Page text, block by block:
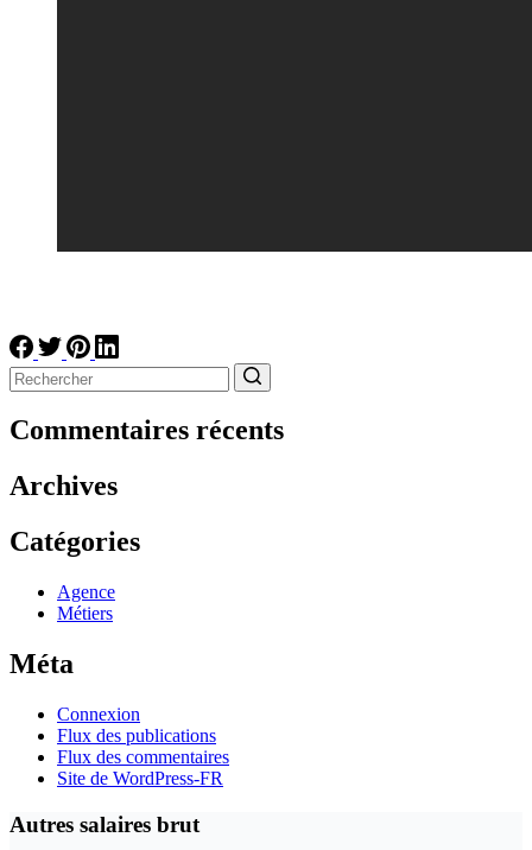
résultat
Commentaires récents
Archives
Catégories
Agence
Métiers
Méta
Connexion
Flux des publications
Flux des commentaires
Site de WordPress-FR
Autres salaires brut